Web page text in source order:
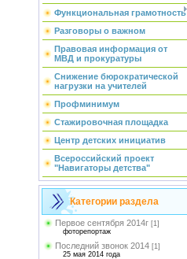
Функциональная грамотность
Разговоры о важном
Правовая информация от
МВД и прокуратуры
Снижение бюрократической
нагрузки на учителей
Профминимум
Стажировочная площадка
Центр детских инициатив
Всероссийский проект
"Навигаторы детства"
Категории раздела
Первое сентября 2014г [1]
фоторепортаж
Последний звонок 2014 [1]
25 мая 2014 года